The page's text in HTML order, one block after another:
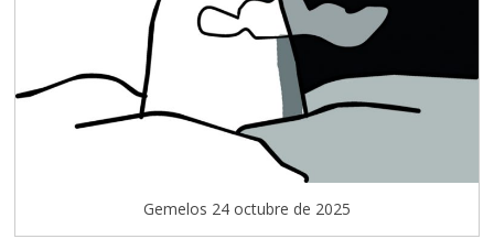
Gemelos 24 octubre de 2025